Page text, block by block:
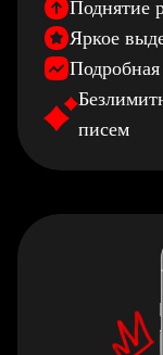
Поднятие
Яркое
Подробная
писем